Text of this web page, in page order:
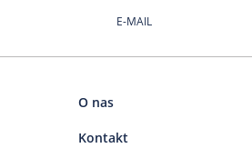
E-MAIL
O nas
Kontakt